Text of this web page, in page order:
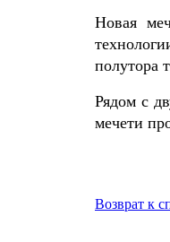
Новая
полутора
Рядом с
мечети
Возврат к